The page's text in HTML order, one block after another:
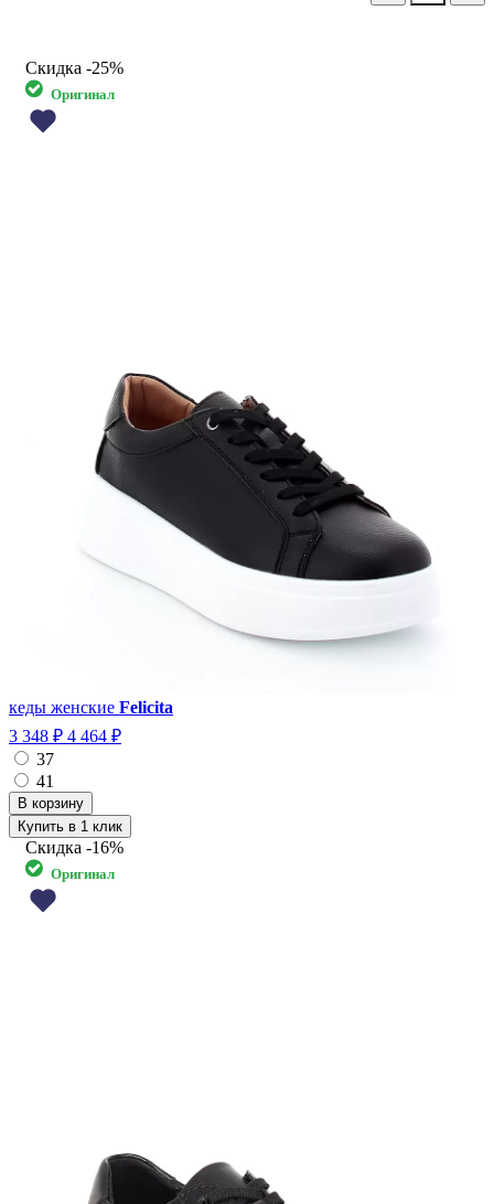
Скидка -25%
Оригинал
кеды женские Felicita
3 348 ₽ 4 464 ₽
37
41
Купить в 1 клик
Скидка -16%
Оригинал